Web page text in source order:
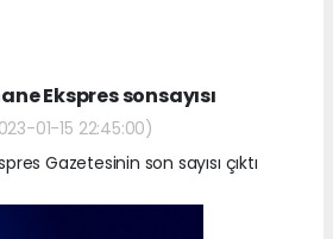
Ekspres sonsayısı
01-15 22:45:00)
Gazetesinin son sayısı çıktı